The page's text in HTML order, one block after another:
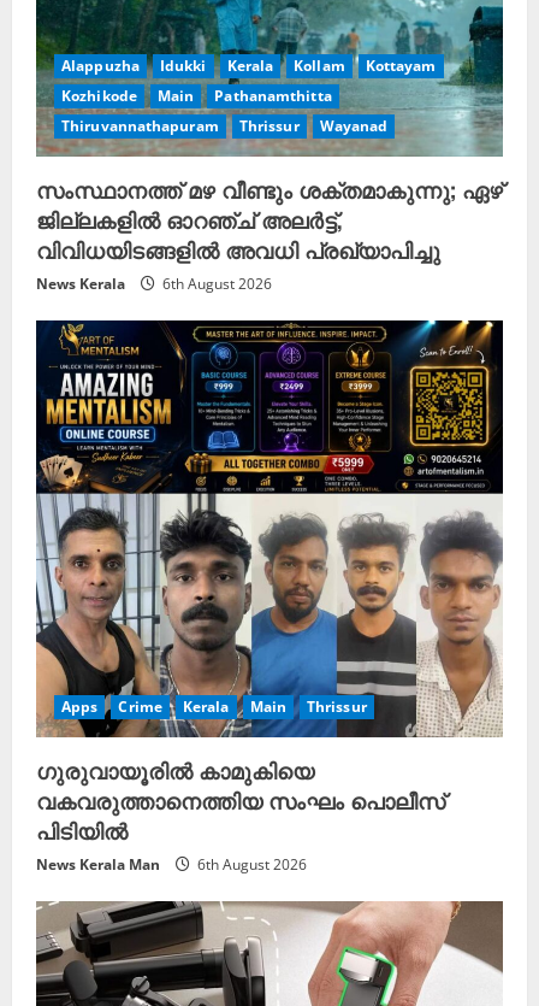
Alappuzha Idukki Kerala Kollam
Kottayam
Kozhikode
Main
Pathanamthitta
Thiruvannathapuram
Thrissur Wayanad
സംസ്ഥാനത്ത് മഴ വീണ്ടും ശക്തമാകുന്നു; ഏഴ്
ജില്ലകളിൽ ഓറഞ്ച് അലർട്ട്,
വിവിധയിടങ്ങളിൽ അവധി പ്രഖ്യാപിച്ചു
News Kerala 6th August 2026
Apps Crime Kerala Main Thrissur
ഗുരുവായൂരിൽ കാമുകിയെ
വകവരുത്താനെത്തിയ സംഘം പൊലീസ്
പിടിയിൽ
News Kerala Man 6th August 2026